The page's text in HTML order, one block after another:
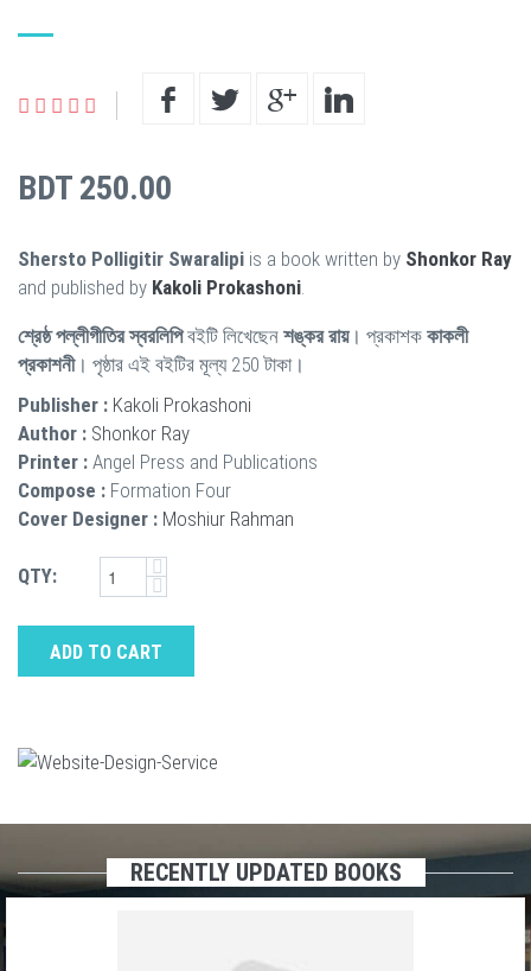
BDT 250.00
Shersto Polligitir Swaralipi is a book written by Shonkor Ray
and published by Kakoli Prokashoni
শ্রেষ্ঠ পল্লীগীতির স্বরলিপিবইটি লিখেছেন শঙ্কর রায়। প্রকাশক কাকলী
প্রকাশনী। পৃষ্ঠার এই বইটির মূল্য 250 টাকা।
Publisher : Kakoli Prokashoni
Author : Shonkor Ray
Printer : Angel Press and Publications
Compose : Formation Four
Cover Designer : Moshiur Rahman
QTY:
ADD TO CART
RECENTLY UPDATED BOOKS